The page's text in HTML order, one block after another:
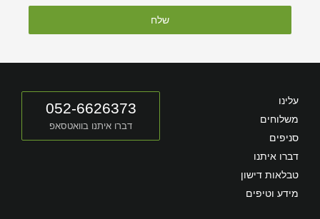
שלח
עלינו
משלוחים
סניפים
דברו איתנו
טבלאות דישון
מידע וטיפים
052-6626373
דברו איתנו בוואטסאפ